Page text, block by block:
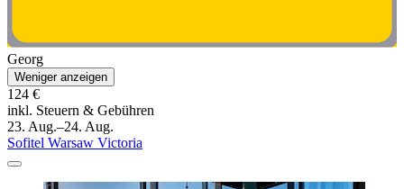
Georg
Weniger anzeigen
124 €
inkl. Steuern & Gebühren
23. Aug.–24. Aug.
Sofitel Warsaw Victoria